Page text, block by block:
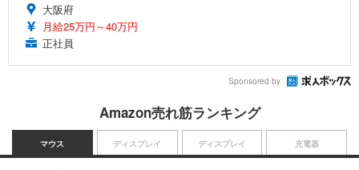
大阪府
月給25万円～40万円
正社員
Sponsored by
Amazon売れ筋ランキング
マウス ディスプレイ ディスプレイ 充電器